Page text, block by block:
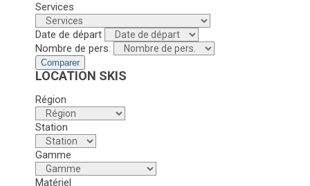
Services
Date de départ
Nombre de pers.
Comparer
LOCATION SKIS
Région
Station
Gamme
Matériel